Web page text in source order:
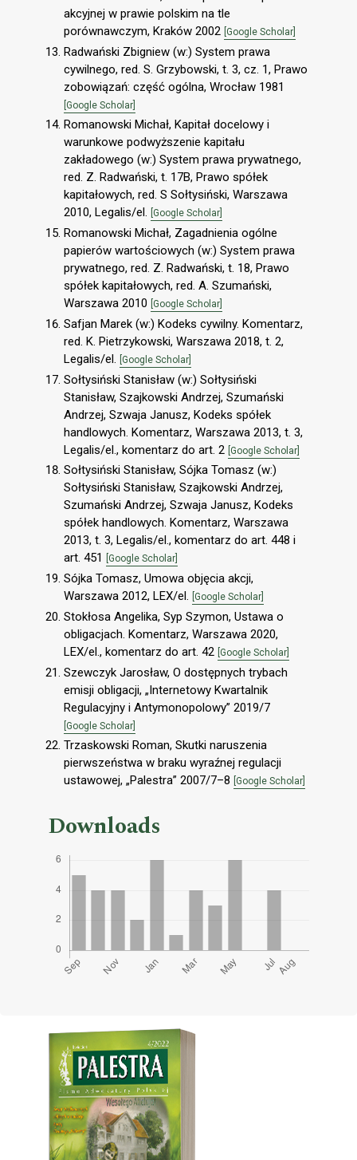
akcyjnej w prawie polskim na tle
porównawczym, Kraków 2002 [Google Scholar]
Radwański Zbigniew (w:) System prawa
cywilnego, red. S. Grzybowski, t. 3, cz. 1, Prawo
zobowiązań: część ogólna, Wrocław 1981
[Google Scholar]
Romanowski Michał, Kapitał docelowy i
warunkowe podwyższenie kapitału
zakładowego (w:) System prawa prywatnego,
red. Z. Radwański, t. 17B, Prawo spółek
kapitałowych, red. S Sołtysiński, Warszawa
2010, Legalis/el. [Google Scholar]
Romanowski Michał, Zagadnienia ogólne
papierów wartościowych (w:) System prawa
prywatnego, red. Z. Radwański, t. 18, Prawo
spółek kapitałowych, red. A. Szumański,
Warszawa 2010 [Google Scholar]
Safjan Marek (w:) Kodeks cywilny. Komentarz,
red. K. Pietrzykowski, Warszawa 2018, t. 2,
Legalis/el. [Google Scholar]
Sołtysiński Stanisław (w:) Sołtysiński
Stanisław, Szajkowski Andrzej, Szumański
Andrzej, Szwaja Janusz, Kodeks spółek
handlowych. Komentarz, Warszawa 2013, t. 3,
Legalis/el., komentarz do art. 2 [Google Scholar]
Sołtysiński Stanisław, Sójka Tomasz (w:)
Sołtysiński Stanisław, Szajkowski Andrzej,
Szumański Andrzej, Szwaja Janusz, Kodeks
spółek handlowych. Komentarz, Warszawa
2013, t. 3, Legalis/el., komentarz do art. 448 i
art. 451
[Google Scholar]
Sójka Tomasz, Umowa objęcia akcji,
Warszawa 2012, LEX/el. [Google Scholar]
Stokłosa Angelika, Syp Szymon, Ustawa o
obligacjach. Komentarz, Warszawa 2020,
LEX/el., komentarz do art. 42 [Google Scholar]
Szewczyk Jarosław, O dostępnych trybach
emisji obligacji, „Internetowy Kwartalnik
Regulacyjny i Antymonopolowy” 2019/7
[Google Scholar]
Trzaskowski Roman, Skutki naruszenia
pierwszeństwa w braku wyraźnej regulacji
ustawowej, „Palestra” 2007/7–8 [Google Scholar]
Downloads
Cover image